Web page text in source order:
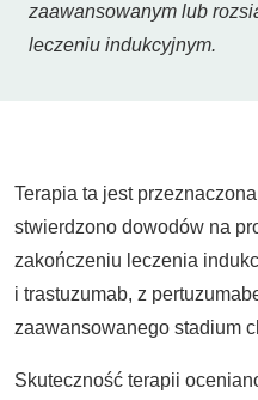
zaawansowanym lub
leczeniu indukcyjnym.
Terapia ta jest
stwierdzono dowodów na
zakończeniu leczenia
i trastuzumab, z
zaawansowanego stadium
Skuteczność terapii